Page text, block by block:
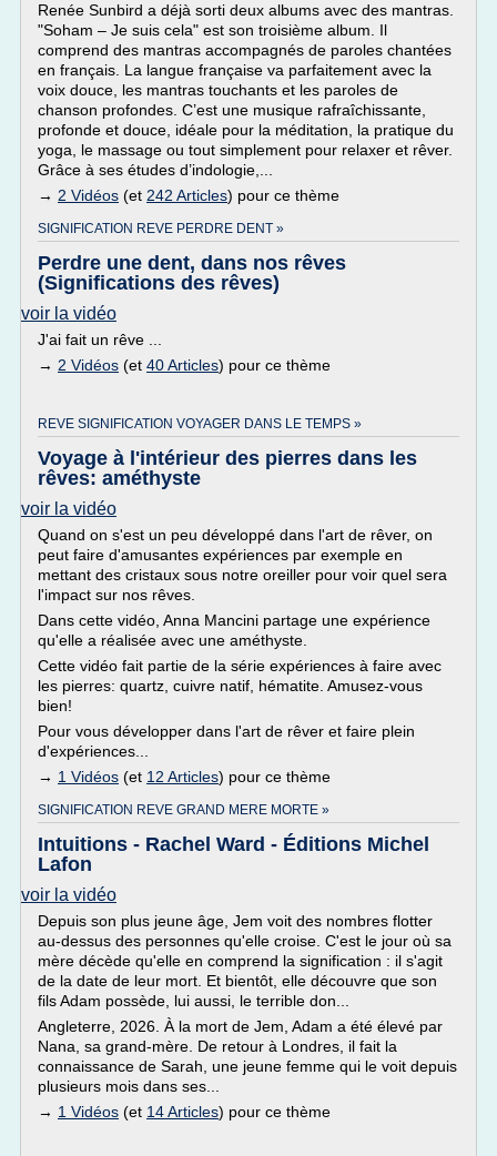
Renée Sunbird a déjà sorti deux albums avec des mantras.
"Soham – Je suis cela" est son troisième album. Il
comprend des mantras accompagnés de paroles chantées
en français. La langue française va parfaitement avec la
voix douce, les mantras touchants et les paroles de
chanson profondes. C’est une musique rafraîchissante,
profonde et douce, idéale pour la méditation, la pratique du
yoga, le massage ou tout simplement pour relaxer et rêver.
Grâce à ses études d’indologie,...
→ 2 Vidéos (et 242 Articles) pour ce thème
SIGNIFICATION REVE PERDRE DENT »
Perdre une dent, dans nos rêves
(Significations des rêves)
voir la vidéo
J'ai fait un rêve ...
→ 2 Vidéos (et 40 Articles) pour ce thème
REVE SIGNIFICATION VOYAGER DANS LE TEMPS »
Voyage à l'intérieur des pierres dans les
rêves: améthyste
voir la vidéo
Quand on s'est un peu développé dans l'art de rêver, on
peut faire d'amusantes expériences par exemple en
mettant des cristaux sous notre oreiller pour voir quel sera
l'impact sur nos rêves.
Dans cette vidéo, Anna Mancini partage une expérience
qu'elle a réalisée avec une améthyste.
Cette vidéo fait partie de la série expériences à faire avec
les pierres: quartz, cuivre natif, hématite. Amusez-vous
bien!
Pour vous développer dans l'art de rêver et faire plein
d'expériences...
→ 1 Vidéos (et 12 Articles) pour ce thème
SIGNIFICATION REVE GRAND MERE MORTE »
Intuitions - Rachel Ward - Éditions Michel
Lafon
voir la vidéo
Depuis son plus jeune âge, Jem voit des nombres flotter
au-dessus des personnes qu'elle croise. C'est le jour où sa
mère décède qu'elle en comprend la signification : il s'agit
de la date de leur mort. Et bientôt, elle découvre que son
fils Adam possède, lui aussi, le terrible don...
Angleterre, 2026. À la mort de Jem, Adam a été élevé par
Nana, sa grand-mère. De retour à Londres, il fait la
connaissance de Sarah, une jeune femme qui le voit depuis
plusieurs mois dans ses...
→ 1 Vidéos (et 14 Articles) pour ce thème